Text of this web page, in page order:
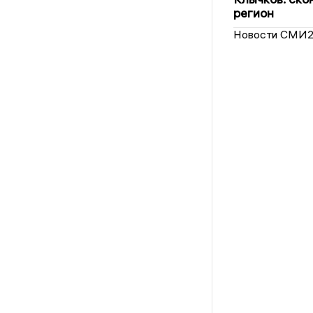
регион
Новости